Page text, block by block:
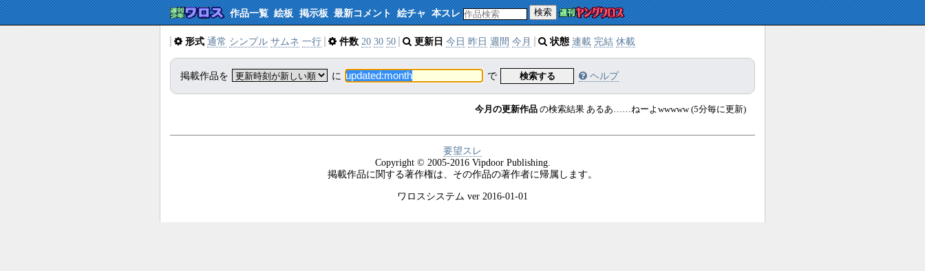
作品一覧 絵板 掲示板 最新コメント 絵チャ 本スレ 検索
形式 通常 シンプル サムネ 一行 件数 20 30 50 更新日 今日 昨日 週間 今月 状態 連載 完結 休載
掲載作品を に で 検索する ヘルプ
今月の更新作品 の検索結果 あるあ……ねーよwwwww (5分毎に更新)
要望スレ
Copyright © 2005-2016 Vipdoor Publishing.
掲載作品に関する著作権は、その作品の著作者に帰属します。
ワロスシステム ver 2016-01-01